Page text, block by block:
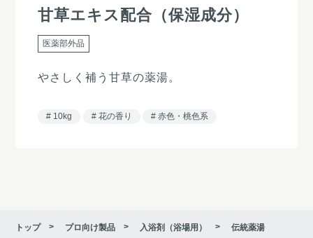
甘草エキス配合（保湿成分）
医薬部外品
やさしく補う甘草の薬湯。
10kg 花の香り 赤色・桃色系
トップ プロ向け製品 入浴剤（浴場用） 伝統薬湯